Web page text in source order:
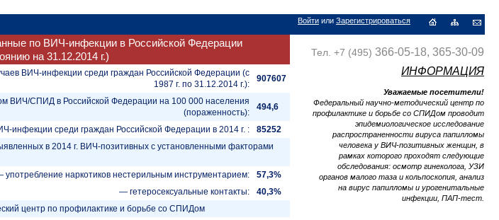
Войти или Зарегистрироваться
по ВИЧ-инфекции в Российской Федерации
на 31.12.2014 г.)
ВИЧ-инфекции среди граждан Российской Федерации (с
1987 г. по 31.12.2014 г.):
907607
ВИЧ/СПИД в Российской Федерации на 100 000 населения
(пораженность):
494,6
инфекции среди граждан Российской Федерации в 2014 г. :
85252
в 2014 г. ВИЧ-позитивных с установленными факторами
употребление наркотиков нестерильным инструментарием:
57,3%
— гетеросексуальные контакты:
40,3%
центр по профилактике и борьбе со СПИДом
Тел. +7 (495) 366-05-18, 365-30-09
ИНФОРМАЦИЯ
Уважаемые посетители!
Федеральный научно-методический центр по
профилактике и борьбе со СПИДом проводит
эпидемиологическое исследование
распространенности вируса папилломы
человека у ВИЧ-позитивных женщин, в
рамках которого проходят следующие
обследования: осмотр гинеколога, УЗИ
органов малого таза и кольпоскопия, анализ
на вирус папилломы и урогенитальные
инфекции, ПАП-тест.